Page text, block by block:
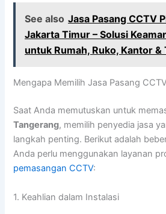
See also Jasa Pasang CCTV
Jakarta Timur – Solusi
untuk Rumah, Ruko, Kantor &
Mengapa Memilih Jasa Pasang
Saat Anda memutuskan untuk
Tangerang, memilih penyedia jasa
langkah penting. Berikut adalah
Anda perlu menggunakan layanan
pemasangan CCTV:
1. Keahlian dalam Instalasi